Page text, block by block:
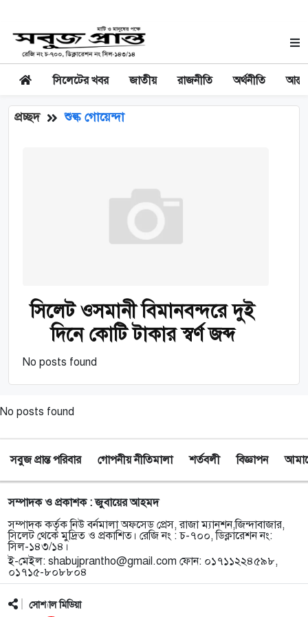
সিলেটের খবর জাতীয় রাজনীতি অর্থনীতি
প্রচ্ছদ শুল্ক গোয়েন্দা
সিলেট ওসমানী বিমানবন্দরে দুই
দিনে কোটি টাকার স্বর্ণ জব্দ
No posts found
No posts found
সবুজ প্রান্ত পরিবার গোপনীয় নীতিমালা শর্তবলী বিজ্ঞাপন
সম্পাদক ও প্রকাশক : জুবায়ের আহমদ
সম্পাদক কর্তৃক নিউ বর্নমালা অফসেড প্রেস, রাজা ম্যানশন,জিন্দাবাজার,
সিলেট থেকে মুদ্রিত ও প্রকাশিত। রেজি নং : চ-৭০০, ডিক্লারেশন নং:
সিল-১৪৩/১৪।
ই-মেইল: shabujprantho@gmail.com ফোন: ০১৭১১২২৪৫৯৮,
০১৭১৫-৮০৮৮০৪
সোশ্যাল মিডিয়া